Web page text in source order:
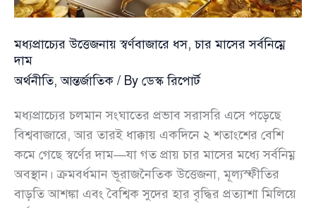
মধ্যপ্রাচ্যের উত্তেজনায় স্বর্ণবাজারে ধস, চার মাসের সর্বনিম্নে
দাম
অর্থনীতি,আন্তর্জাতিক / By ডেস্ক রিপোর্ট
মধ্যপ্রাচ্যের চলমান সংঘাতের প্রভাব সরাসরি এসে পড়েছে
বিশ্ববাজারে, আর তারই ধাক্কায় একদিনে ২ শতাংশের বেশি
কমে গেছে স্বর্ণের দাম—যা গত প্রায় চার মাসের মধ্যে সর্বনিম্ন
অবস্থান। ক্রমবর্ধমান ভূরাজনৈতিক উত্তেজনা, মূল্যস্ফীতির
বাড়তি আশঙ্কা এবং বৈশ্বিক সুদের হার বৃদ্ধির প্রত্যাশা মিলিয়ে